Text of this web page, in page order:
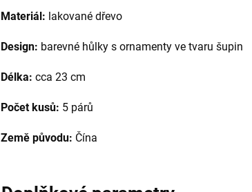
Materiál: lakované dřevo
Design: barevné hůlky s ornamenty ve tvaru šupin
Délka: cca 23 cm
Počet kusů: 5 párů
Země původu: Čína